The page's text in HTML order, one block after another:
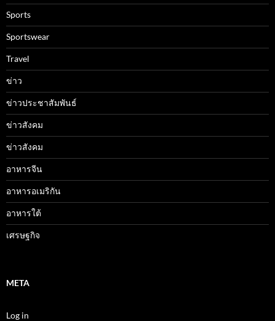
Sports
Sportswear
Travel
ข่าว
ข่าวประชาสัมพันธ์
ข่าวสังคม
ข่าวสังคม
อาหารจีน
อาหารอเมริกัน
อาหารใต้
เศรษฐกิจ
META
Log in